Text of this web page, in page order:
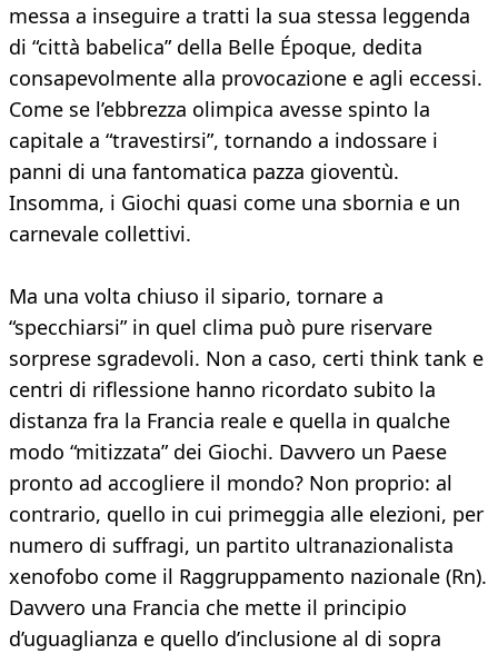
messa a inseguire a tratti la sua stessa leggenda
di “città babelica” della Belle Époque, dedita
consapevolmente alla provocazione e agli eccessi.
Come se l’ebbrezza olimpica avesse spinto la
capitale a “travestirsi”, tornando a indossare i
panni di una fantomatica pazza gioventù.
Insomma, i Giochi quasi come una sbornia e un
carnevale collettivi.
Ma una volta chiuso il sipario, tornare a
“specchiarsi” in quel clima può pure riservare
sorprese sgradevoli. Non a caso, certi think tank e
centri di riflessione hanno ricordato subito la
distanza fra la Francia reale e quella in qualche
modo “mitizzata” dei Giochi. Davvero un Paese
pronto ad accogliere il mondo? Non proprio: al
contrario, quello in cui primeggia alle elezioni, per
numero di suffragi, un partito ultranazionalista
xenofobo come il Raggruppamento nazionale (Rn).
Davvero una Francia che mette il principio
d’uguaglianza e quello d’inclusione al di sopra